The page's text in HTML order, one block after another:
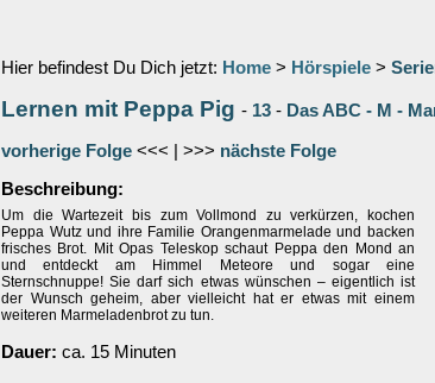
Hier befindest Du Dich jetzt: Home > Hörspiele >
Lernen mit Peppa Pig - 13 - Das ABC - M -
vorherige Folge <<< | >>> nächste Folge
Beschreibung:
Um die Wartezeit bis zum Vollmond zu verkürzen, kochen
Peppa Wutz und ihre Familie Orangenmarmelade und backen
frisches Brot. Mit Opas Teleskop schaut Peppa den Mond an
und entdeckt am Himmel Meteore und sogar eine
Sternschnuppe! Sie darf sich etwas wünschen – eigentlich ist
der Wunsch geheim, aber vielleicht hat er etwas mit einem
weiteren Marmeladenbrot zu tun.
Dauer: ca. 15 Minuten